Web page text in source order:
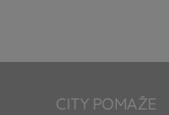
CITY POMAŽE